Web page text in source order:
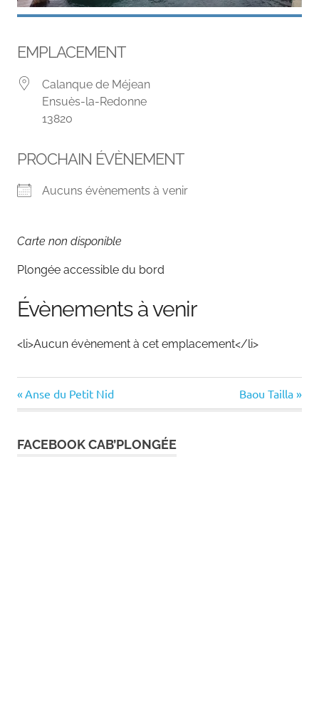
EMPLACEMENT
Calanque de Méjean
Ensuès-la-Redonne
13820
PROCHAIN ÉVÈNEMENT
Aucuns évènements à venir
Carte non disponible
Plongée accessible du bord
Évènements à venir
<li>Aucun évènement à cet emplacement</li>
Navigation
Previous
Post:
Anse du Petit Nid
Next
Post:
Baou Tailla
FACEBOOK CAB’PLONGÉE